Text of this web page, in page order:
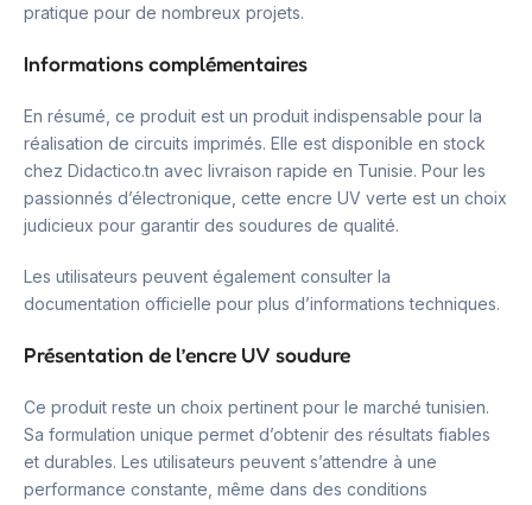
pratique pour de nombreux projets.
Informations complémentaires
En résumé, ce produit est un produit indispensable pour la
réalisation de circuits imprimés. Elle est disponible en stock
chez Didactico.tn avec livraison rapide en Tunisie. Pour les
passionnés d’électronique, cette encre UV verte est un choix
judicieux pour garantir des soudures de qualité.
Les utilisateurs peuvent également consulter la
documentation officielle pour plus d’informations techniques.
Présentation de l’encre UV soudure
Ce produit reste un choix pertinent pour le marché tunisien.
Sa formulation unique permet d’obtenir des résultats fiables
et durables. Les utilisateurs peuvent s’attendre à une
performance constante, même dans des conditions